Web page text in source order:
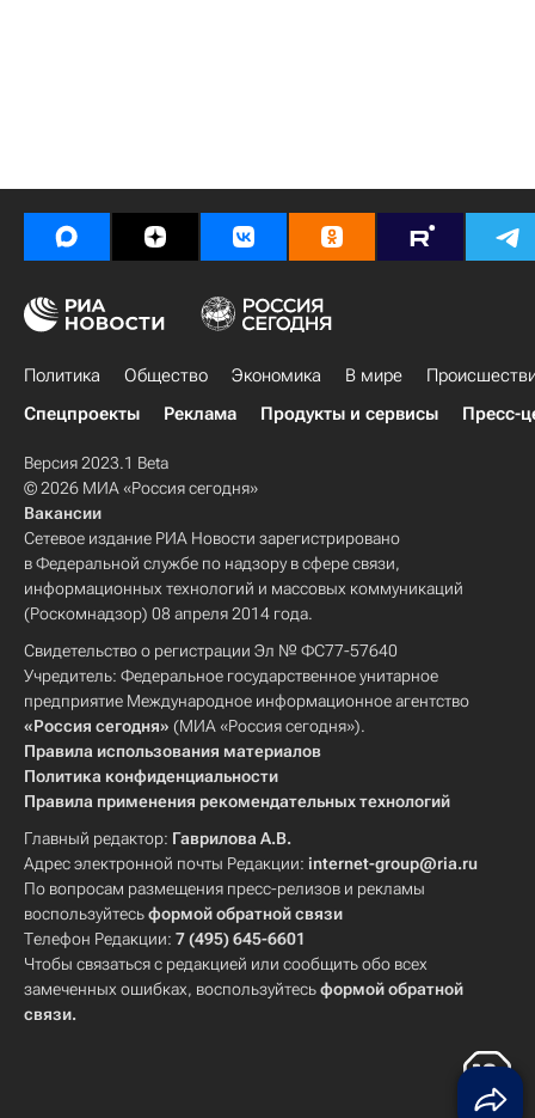
Политика Общество Экономика В мире
Спецпроекты
Реклама Продукты и сервисы Пресс-
Версия 2023.1 Beta
© 2026 МИА «Россия сегодня»
Вакансии
Сетевое издание РИА Новости зарегистрировано
в Федеральной службе по надзору в сфере связи,
информационных технологий и массовых коммуникаций
(Роскомнадзор) 08 апреля 2014 года.
Свидетельство о регистрации Эл № ФС77-57640
Учредитель: Федеральное государственное унитарное
предприятие Международное информационное агентство
«Россия сегодня» (МИА «Россия сегодня»).
Правила использования материалов
Политика конфиденциальности
Правила применения рекомендательных технологий
Главный редактор: Гаврилова А.В.
Адрес электронной почты Редакции: internet-group@ria.ru
По вопросам размещения пресс-релизов и рекламы
воспользуйтесьформой обратной связи
Телефон Редакции: 7 (495) 645-6601
Чтобы связаться с редакцией или сообщить обо всех
замеченных ошибках, воспользуйтесьформой обратной
связи.